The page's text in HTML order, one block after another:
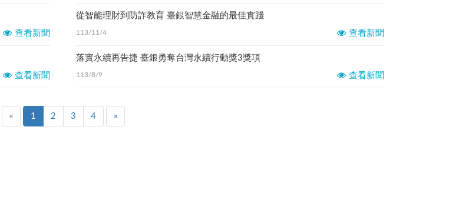
查看新聞
從智能理財到防詐教育 臺銀智慧金融的最佳實踐
113/11/4 查看新聞
查看新聞
落實永續再告捷 臺銀勇奪台灣永續行動獎3獎項
113/8/9 查看新聞
« 1 2 3 4 »